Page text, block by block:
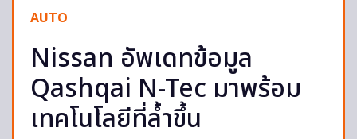
AUTO
Nissan อัพเดทข้อมูล
Qashqai N-Tec มาพร้อม
เทคโนโลยีที่ล้ำขึ้น